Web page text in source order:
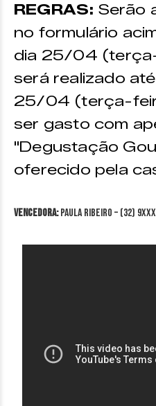
REGRAS: Serão
no formulário
dia 25/04
será realizado
25/04 (terça-
ser gasto com
"Degustação
oferecido pela
VENCEDORA:Paula Ribeiro – (32)